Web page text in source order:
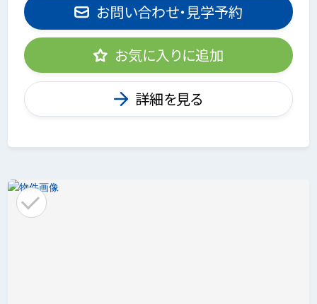
お問い合わせ・見学予約
お気に入りに追加
詳細を見る